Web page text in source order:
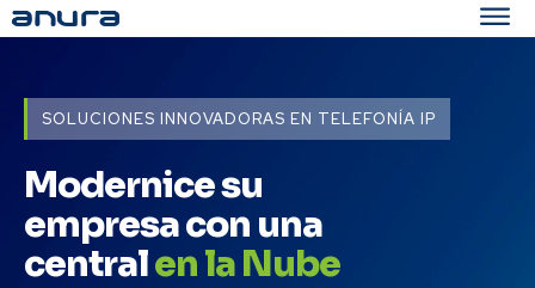
SOLUCIONES INNOVADORAS EN TELEFONÍA IP
Modernice su
empresa con una
centralen la Nube